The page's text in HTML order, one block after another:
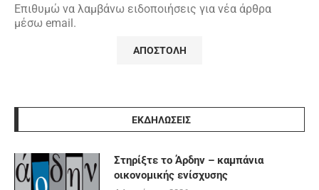
Επιθυμώ να λαμβάνω ειδοποιήσεις για νέα άρθρα
μέσω email.
ΕΚΔΗΛΩΣΕΙΣ
Στηρίξτε το Άρδην – καμπάνια
οικονομικής ενίσχυσης